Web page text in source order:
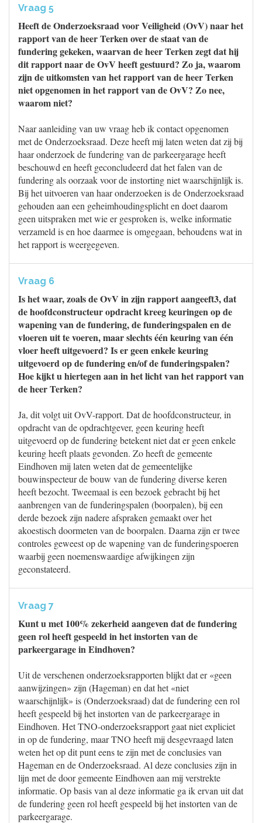
Vraag 5
Heeft de Onderzoeksraad voor Veiligheid (OvV) naar het
rapport van de heer Terken over de staat van de
fundering gekeken, waarvan de heer Terken zegt dat hij
dit rapport naar de OvV heeft gestuurd? Zo ja, waarom
zijn de uitkomsten van het rapport van de heer Terken
niet opgenomen in het rapport van de OvV? Zo nee,
waarom niet?
Naar aanleiding van uw vraag heb ik contact opgenomen
met de Onderzoeksraad. Deze heeft mij laten weten dat zij bij
haar onderzoek de fundering van de parkeergarage heeft
beschouwd en heeft geconcludeerd dat het falen van de
fundering als oorzaak voor de instorting niet waarschijnlijk is.
Bij het uitvoeren van haar onderzoeken is de Onderzoeksraad
gehouden aan een geheimhoudingsplicht en doet daarom
geen uitspraken met wie er gesproken is, welke informatie
verzameld is en hoe daarmee is omgegaan, behoudens wat in
het rapport is weergegeven.
Vraag 6
Is het waar, zoals de OvV in zijn rapport aangeeft3, dat
de hoofdconstructeur opdracht kreeg keuringen op de
wapening van de fundering, de funderingspalen en de
vloeren uit te voeren, maar slechts één keuring van één
vloer heeft uitgevoerd? Is er geen enkele keuring
uitgevoerd op de fundering en/of de funderingspalen?
Hoe kijkt u hiertegen aan in het licht van het rapport van
de heer Terken?
Ja, dit volgt uit OvV-rapport. Dat de hoofdconstructeur, in
opdracht van de opdrachtgever, geen keuring heeft
uitgevoerd op de fundering betekent niet dat er geen enkele
keuring heeft plaats gevonden. Zo heeft de gemeente
Eindhoven mij laten weten dat de gemeentelijke
bouwinspecteur de bouw van de fundering diverse keren
heeft bezocht. Tweemaal is een bezoek gebracht bij het
aanbrengen van de funderingspalen (boorpalen), bij een
derde bezoek zijn nadere afspraken gemaakt over het
akoestisch doormeten van de boorpalen. Daarna zijn er twee
controles geweest op de wapening van de funderingspoeren
waarbij geen noemenswaardige afwijkingen zijn
geconstateerd.
Vraag 7
Kunt u met 100% zekerheid aangeven dat de fundering
geen rol heeft gespeeld in het instorten van de
parkeergarage in Eindhoven?
Uit de verschenen onderzoeksrapporten blijkt dat er «geen
aanwijzingen» zijn (Hageman) en dat het «niet
waarschijnlijk» is (Onderzoeksraad) dat de fundering een rol
heeft gespeeld bij het instorten van de parkeergarage in
Eindhoven. Het TNO-onderzoeksrapport gaat niet expliciet
in op de fundering, maar TNO heeft mij desgevraagd laten
weten het op dit punt eens te zijn met de conclusies van
Hageman en de Onderzoeksraad. Al deze conclusies zijn in
lijn met de door gemeente Eindhoven aan mij verstrekte
informatie. Op basis van al deze informatie ga ik ervan uit dat
de fundering geen rol heeft gespeeld bij het instorten van de
parkeergarage.